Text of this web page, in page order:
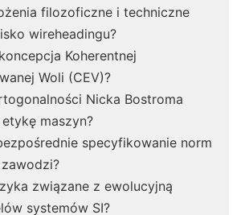
filozoficzne i techniczne
wireheadingu?
Koherentnej
Woli (CEV)?
Nicka Bostroma
maszyn?
specyfikowanie norm
związane z ewolucyjną
systemów SI?